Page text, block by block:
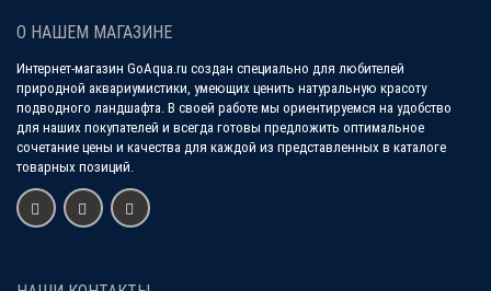
О НАШЕМ МАГАЗИНЕ
Интернет-магазин GoAqua.ru создан специально для любителей
природной аквариумистики, умеющих ценить натуральную красоту
подводного ландшафта. В своей работе мы ориентируемся на удобство
для наших покупателей и всегда готовы предложить оптимальное
сочетание цены и качества для каждой из представленных в каталоге
товарных позиций.